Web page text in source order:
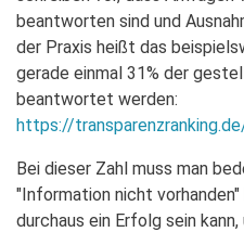
beantworten sind und
der Praxis heißt das
gerade einmal 31% der
beantwortet werden:
https://
Bei dieser Zahl muss man
"Information nicht
durchaus ein Erfolg sein